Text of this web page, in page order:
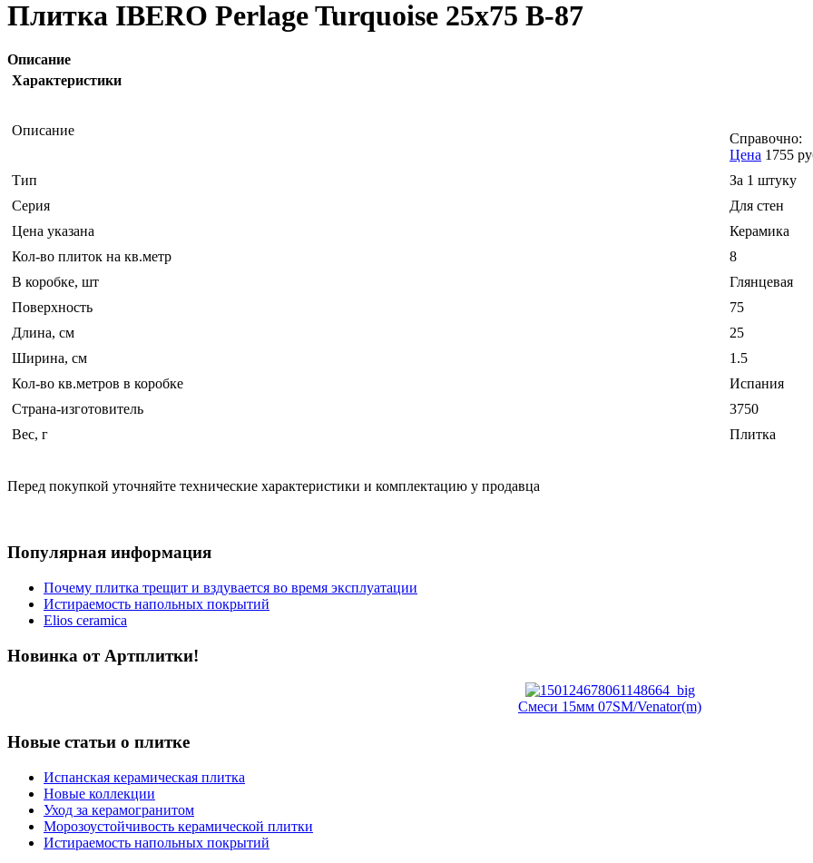
Плитка IBERO Perlage Turquoise 25x75 B-87
Описание
Характеристики
Описание
Справочно:
Цена 1755
Тип
За 1 штуку
Серия
Для стен
Цена указана
Керамика
Кол-во плиток на кв.метр
8
В коробке, шт
Глянцевая
Поверхность
75
Длина, см
25
Ширина, см
1.5
Кол-во кв.метров в коробке
Испания
Страна-изготовитель
3750
Вес, г
Плитка
Перед покупкой уточняйте технические характеристики и комплектацию у продавца
Популярная информация
Почему плитка трещит и вздувается во время эксплуатации
Истираемость напольных покрытий
Elios ceramica
Новинка от Артплитки!
Смеси 15мм 07SM/Venator(m)
Новые статьи о плитке
Испанская керамическая плитка
Новые коллекции
Уход за керамогранитом
Морозоустойчивость керамической плитки
Истираемость напольных покрытий